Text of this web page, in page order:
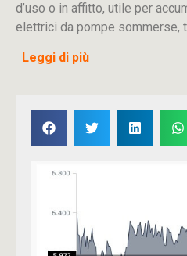
d’uso o in affitto, utile per
elettrici da pompe sommerse,
Leggi di più